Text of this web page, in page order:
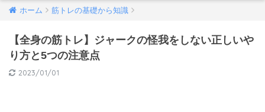
ホーム 筋トレの基礎から知識
【全身の筋トレ】ジャークの怪我をしない正しいや
り方と5つの注意点
2023/01/01